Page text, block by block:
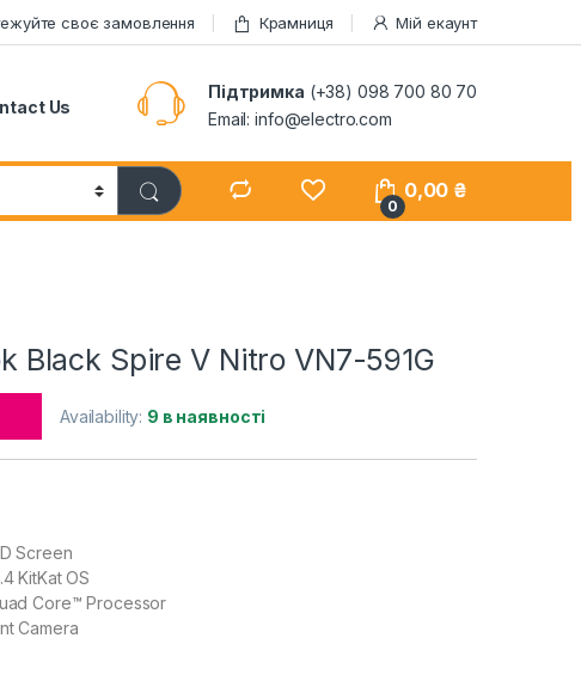
своє замовлення Крамниця Мій екаунт
Us
Підтримка (+38) 098 700 80 70
Email: info@electro.com
0
0,00 ₴
Black Spire V Nitro VN7-591G
Availability: 9 в наявності
Screen
KitKat OS
Core™ Processor
Camera